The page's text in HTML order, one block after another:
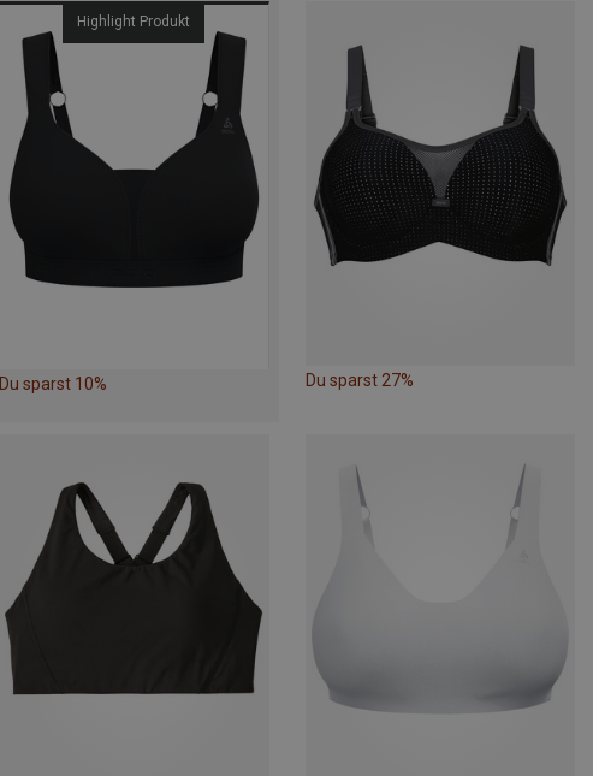
Du sparst 10%
Highlight Produkt
Du sparst 27%